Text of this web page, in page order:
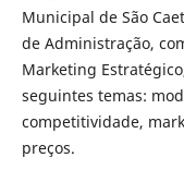
Municipal de São
de Administração,
Marketing
seguintes temas:
competitividade,
preços.